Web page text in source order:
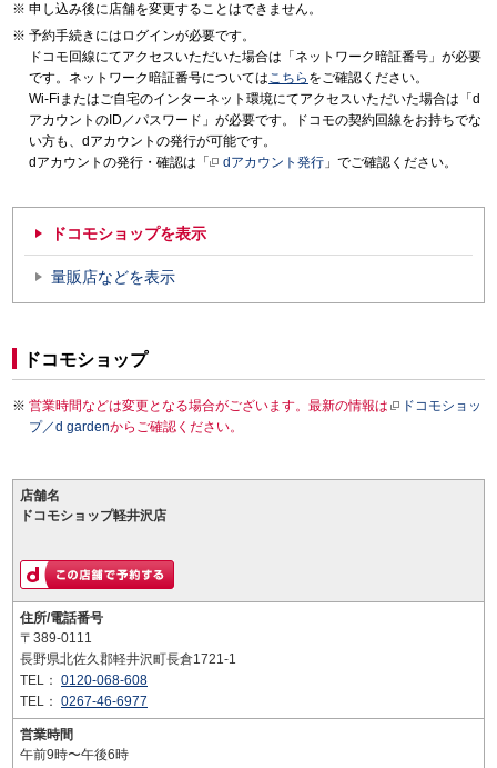
申し込み後に店舗を変更することはできません。
予約手続きにはログインが必要です。
ドコモ回線にてアクセスいただいた場合は「ネットワーク暗証番号」が必要
です。ネットワーク暗証番号についてはこちら をご確認ください。
Wi-Fiまたはご自宅のインターネット環境にてアクセスいただいた場合は「d
アカウントのID／パスワード」が必要です。ドコモの契約回線をお持ちでな
い方も、dアカウントの発行が可能です。
dアカウントの発行・確認は「
dアカウント発行 」でご確認ください。
ドコモショップを表示
量販店などを表示
ドコモショップ
営業時間などは変更となる場合がございます。最新の情報は
ドコモショッ
プ／d gardenからご確認ください。
店舗名
ドコモショップ軽井沢店
住所/電話番号
〒389-0111
長野県北佐久郡軽井沢町長倉1721-1
TEL： 0120-068-608
TEL： 0267-46-6977
営業時間
午前9時〜午後6時